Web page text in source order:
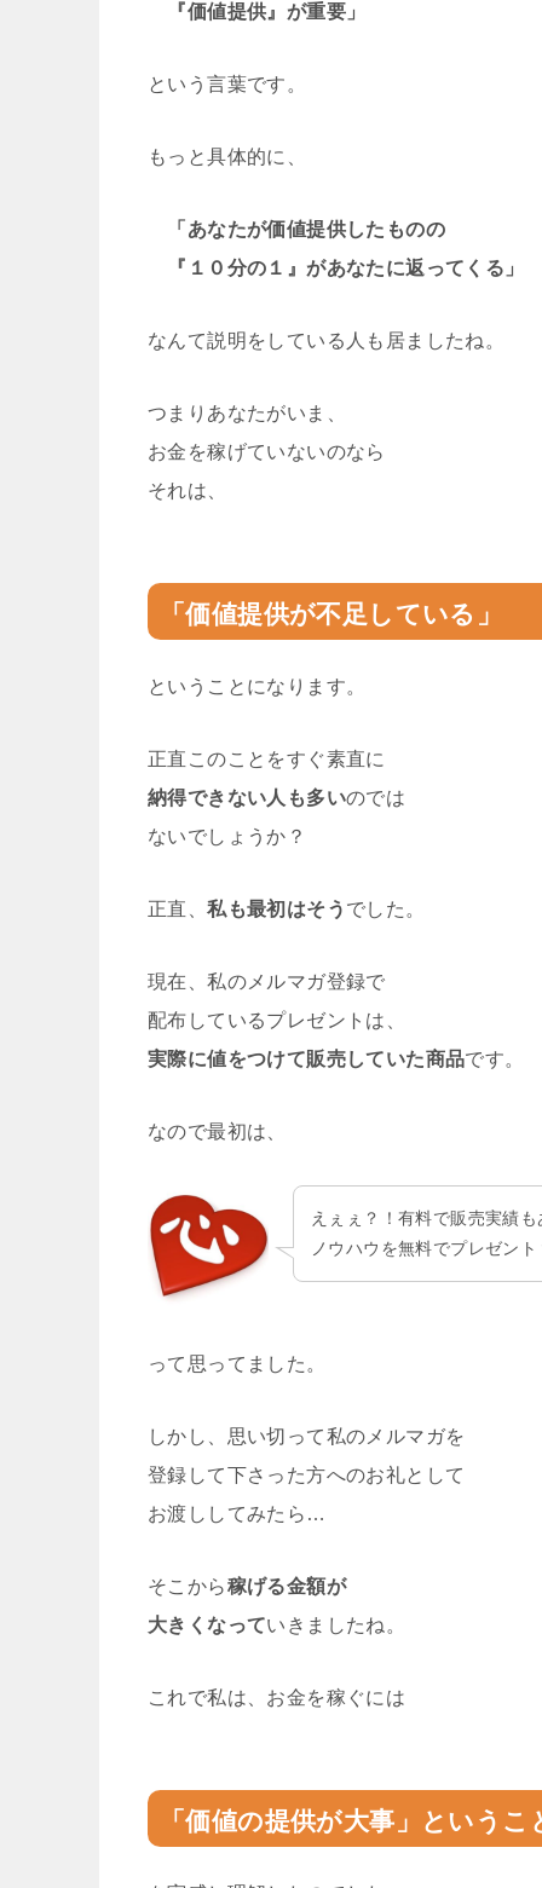
『価値提供』が重要」
という言葉です。
もっと具体的に、
「あなたが価値提供したものの
『１０分の１』があなたに返ってくる」
なんて説明をしている人も居ましたね。
つまりあなたがいま、
お金を稼げていないのなら
それは、
「価値提供が不足している」
ということになります。
正直このことをすぐ素直に
納得できない人も多いのでは
ないでしょうか？
正直、私も最初はそう でした。
現在、私のメルマガ登録で
配布しているプレゼントは、
実際に値をつけて販売していた商品です。
なので最初は、
えぇぇ？！有料で販売実績も
ノウハウを無料でプレゼント
って思ってました。
しかし、思い切って私のメルマガを
登録して下さった方へのお礼として
お渡ししてみたら…
そこから稼げる金額が
大きくなっていきましたね。
これで私は、お金を稼ぐには
「価値の提供が大事」というこ